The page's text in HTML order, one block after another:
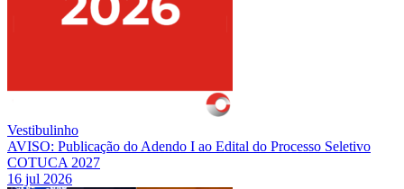
Vestibulinho
AVISO: Publicação do Adendo I ao Edital do Processo Seletivo
COTUCA 2027
16 jul 2026